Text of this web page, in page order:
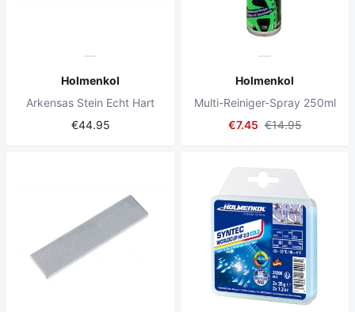
Holmenkol
Arkensas Stein Echt Hart
€44.95
Holmenkol
Multi-Reiniger-Spray 250ml
€7.45 €14.95